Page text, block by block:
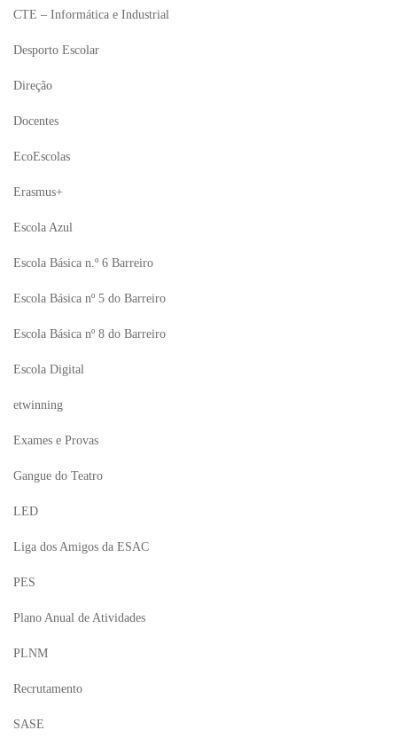
CTE – Informática e Industrial
Desporto Escolar
Direção
Docentes
EcoEscolas
Erasmus+
Escola Azul
Escola Básica n.º 6 Barreiro
Escola Básica nº 5 do Barreiro
Escola Básica nº 8 do Barreiro
Escola Digital
etwinning
Exames e Provas
Gangue do Teatro
LED
Liga dos Amigos da ESAC
PES
Plano Anual de Atividades
PLNM
Recrutamento
SASE